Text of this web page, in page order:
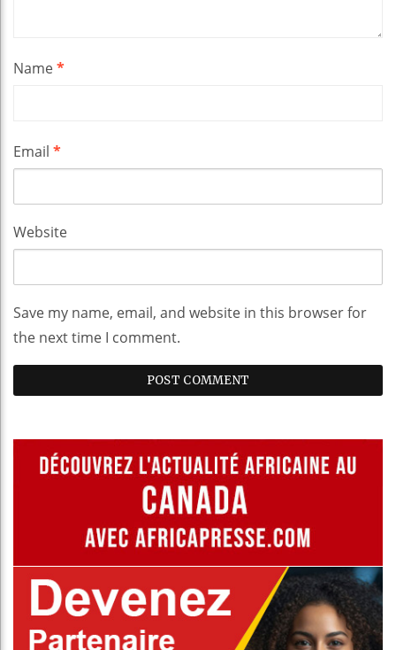
Name*
Email *
Website
Save my name, email, and website in this browser for
the next time I comment.